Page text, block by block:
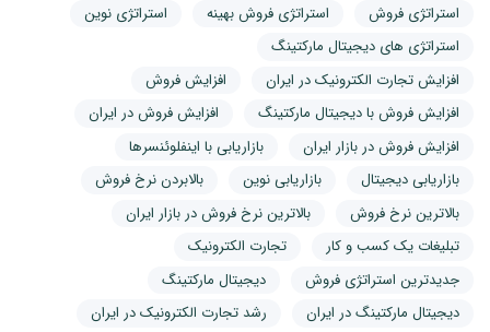
استراتژی فروش
استراتژی فروش بهینه
استراتژی نوین
استراتژی های دیجیتال مارکتینگ
افزایش تجارت الکترونیک در ایران
افزایش فروش
افزایش فروش با دیجیتال مارکتینگ
افزایش فروش در ایران
افزایش فروش در بازار ایران
بازاریابی با اینفلوئنسرها
بازاریابی دیجیتال
بازاریابی نوین
بالابردن نرخ فروش
بالاترین نرخ فروش
بالاترین نرخ فروش در بازار ایران
تبلیغات یک کسب و کار
تجارت الکترونیک
جدیدترین استراتژی فروش
دیجیتال مارکتینگ
دیجیتال مارکتینگ در ایران
رشد تجارت الکترونیک در ایران